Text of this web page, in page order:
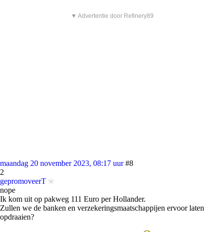
▼ Advertentie door Refinery89
maandag 20 november 2023, 08:17 uur #8
2
gepromoveerT
nope
Ik kom uit op pakweg 111 Euro per Hollander.
Zullen we de banken en verzekeringsmaatschappijen ervoor laten
opdraaien?